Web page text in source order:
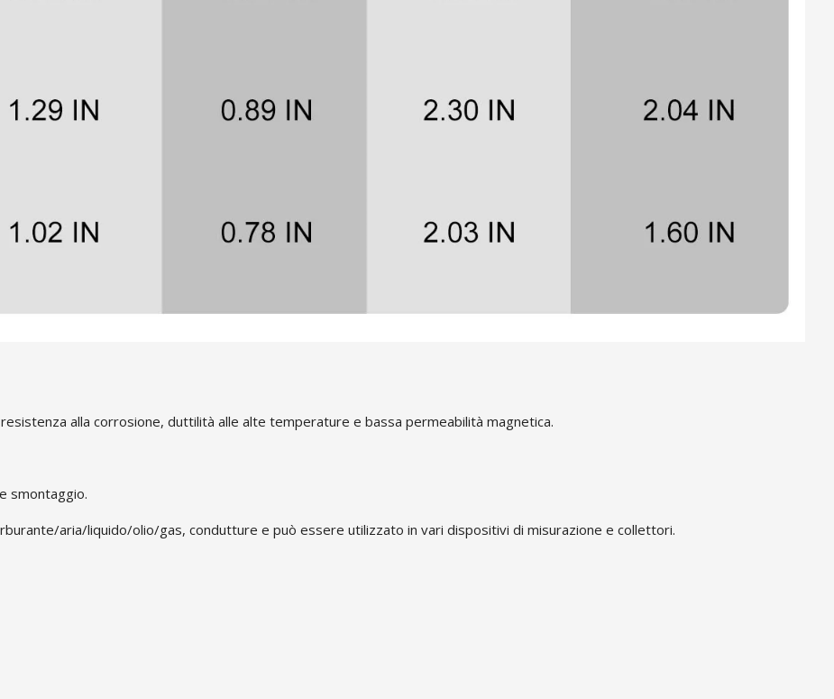
alla corrosione, duttilità alle alte temperature e bassa permeabilità magnetica.
smontaggio.
aria/liquido/olio/gas, condutture e può essere utilizzato in vari dispositivi di misurazione e collettori.